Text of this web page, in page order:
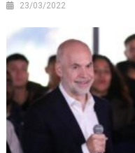
23/03/2022